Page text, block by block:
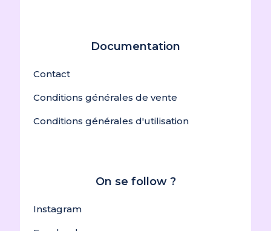
Documentation
Contact
Conditions générales de vente
Conditions générales d'utilisation
On se follow ?
Instagram